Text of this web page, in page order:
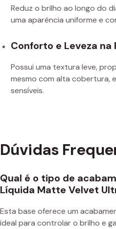
Reduz o brilho ao longo do
uma aparência uniforme e
Conforto e Leveza na
Possui uma textura leve,
mesmo com alta cobertura,
sensíveis.
Dúvidas
Qual é o tipo de
Líquida Matte Velvet
Esta base oferece um
ideal para controlar o brilho e